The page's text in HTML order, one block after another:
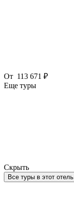
От 113 671 ₽
Еще туры
Скрыть
Все туры в этот отель